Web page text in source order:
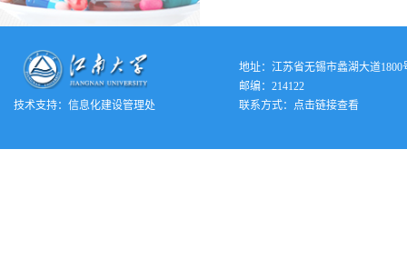
技术支持： 信息化建设管理处
地址：江苏省无锡市蠡湖大道1800
邮编：214122
联系方式：
点击链接查看